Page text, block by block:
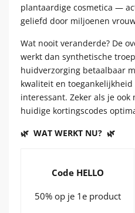
plantaardige cosmetica —
geliefd door miljoenen
Wat nooit veranderde? De
werkt dan synthetische
huidverzorging betaalbaar
kwaliteit en
interessant. Zeker als je ook
huidige kortingscodes
🌿 WAT WERKT NU? 🌿
Code HELLO
50% op je 1e product